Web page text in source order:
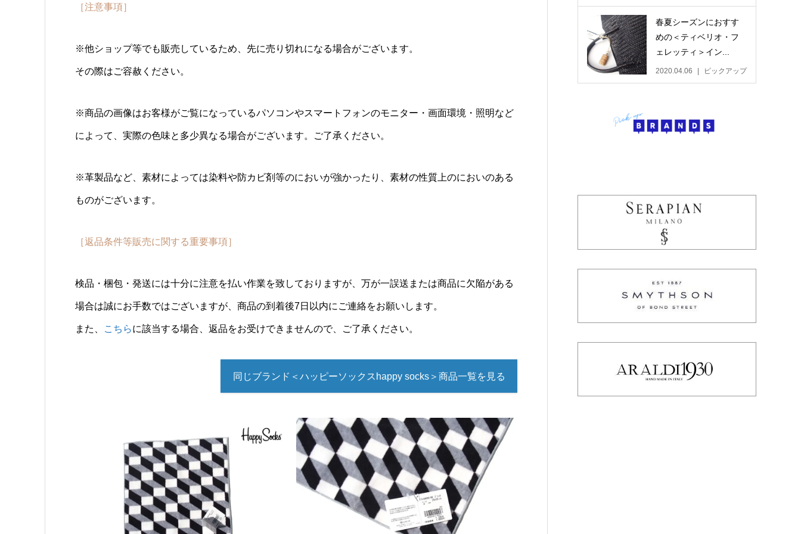
［注意事項］
※他ショップ等でも販売しているため、先に売り切れになる場合がございます。
その際はご容赦ください。
※商品の画像はお客様がご覧になっているパソコンやスマートフォンのモニター・画面環境・照明など
によって、実際の色味と多少異なる場合がございます。ご了承ください。
※革製品など、素材によっては染料や防カビ剤等のにおいが強かったり、素材の性質上のにおいのある
ものがございます。
［返品条件等販売に関する重要事項］
検品・梱包・発送には十分に注意を払い作業を致しておりますが、万が一誤送または商品に欠陥がある
場合は誠にお手数ではございますが、商品の到着後7日以内にご連絡をお願いします。
また、 こちらに該当する場合、返品をお受けできませんので、ご了承ください。
同じブランド＜ハッピーソックスhappy socks＞商品一覧を見る
春夏シーズンにおすす
めの＜ティベリオ・フ
ェレッティ＞イン...
2020.04.06 ピックアップ